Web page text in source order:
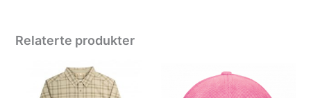
Relaterte produkter